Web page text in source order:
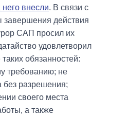
внесли. В связи с
действия
САП просил их
удовлетворил
обязанностей:
требованию; не
без разрешения;
своего места
а также